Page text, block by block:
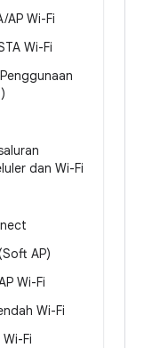
/AP Wi-Fi
Wi-Fi
dan Wi-Fi
AP)
Wi-Fi
Wi-Fi
Fi